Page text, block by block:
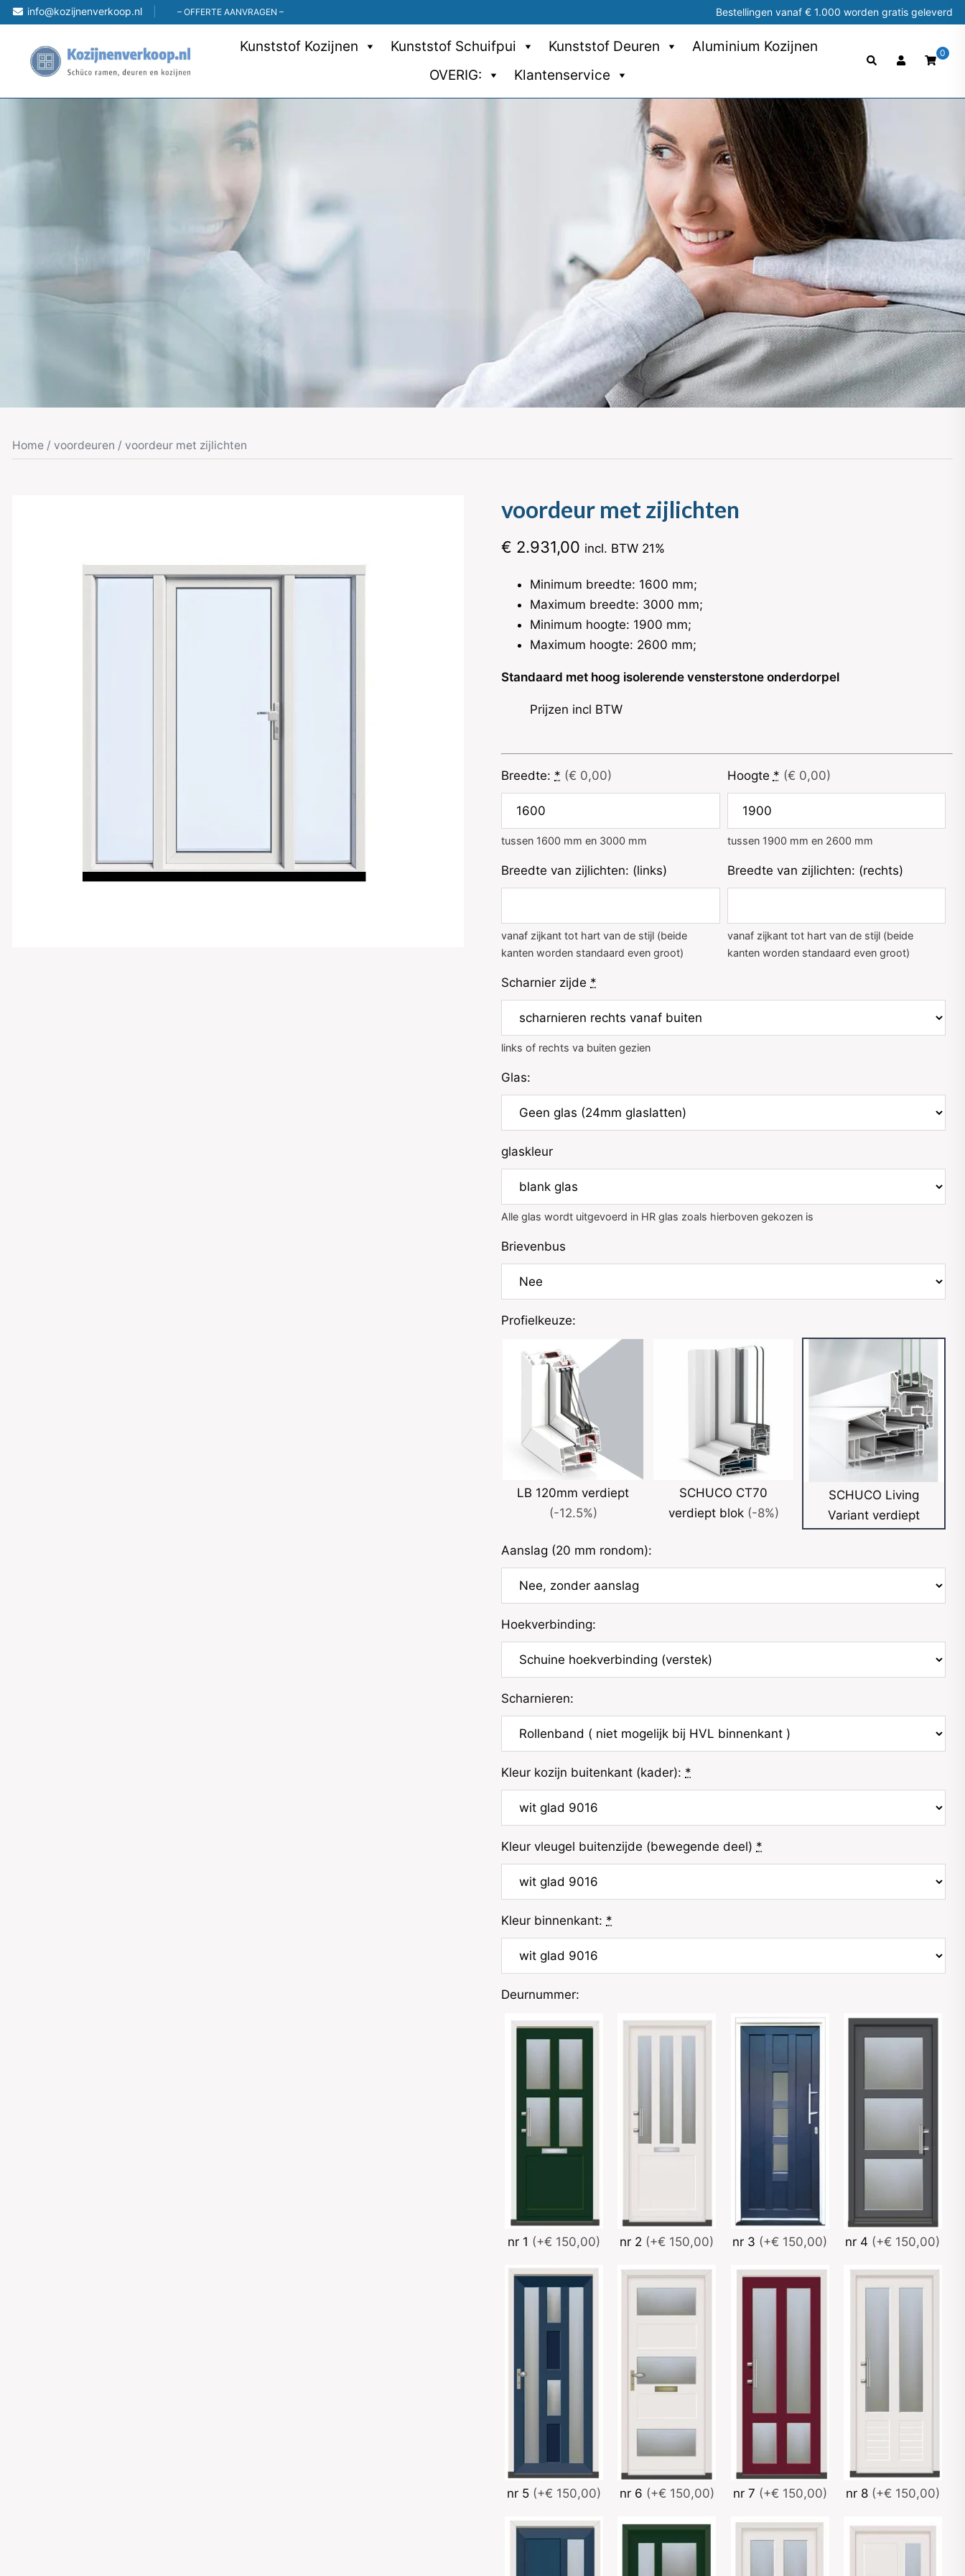
Skip
content
info@kozijnenverkoop.nl – OFFERTE AANVRAGEN – Bestellingen vanaf € 1.000 worden gratis geleverd
Kunststof Kozijnen Kunststof Schuifpui Kunststof Deuren
Aluminium Kozijnen
OVERIG:
Klantenservice
Search
0
Home / voordeuren / voordeur met zijlichten
voordeur met zijlichten
€ 2.931,00 incl. BTW 21%
Minimum breedte: 1600 mm;
Maximum breedte: 3000 mm;
Minimum hoogte: 1900 mm;
Maximum hoogte: 2600 mm;
Standaard met hoog isolerende vensterstone onderdorpel
Prijzen incl BTW
Breedte: * (€ 0,00)
tussen 1600 mm en 3000 mm
Hoogte * (€ 0,00)
tussen 1900 mm en 2600 mm
Breedte van zijlichten: (links)
vanaf zijkant tot hart van de stijl (beide
kanten worden standaard even groot)
Breedte van zijlichten: (rechts)
vanaf zijkant tot hart van de stijl (beide
kanten worden standaard even groot)
Scharnier zijde *
links of rechts va buiten gezien
Glas:
glaskleur
Alle glas wordt uitgevoerd in HR glas zoals hierboven gekozen is
Brievenbus
Profielkeuze:
LB 120mm verdiept
(-12.5%)
SCHUCO CT70
verdiept blok (-8%)
SCHUCO Living
Variant verdiept
Aanslag (20 mm rondom):
Hoekverbinding:
Scharnieren:
Kleur kozijn buitenkant (kader): *
Kleur vleugel buitenzijde (bewegende deel) *
Kleur binnenkant: *
Deurnummer:
nr 1 (+€ 150,00) nr 2 (+€ 150,00) nr 3 (+€ 150,00) nr 4 (+€ 150,00)
nr 5 (+€ 150,00) nr 6 (+€ 150,00) nr 7 (+€ 150,00) nr 8 (+€ 150,00)